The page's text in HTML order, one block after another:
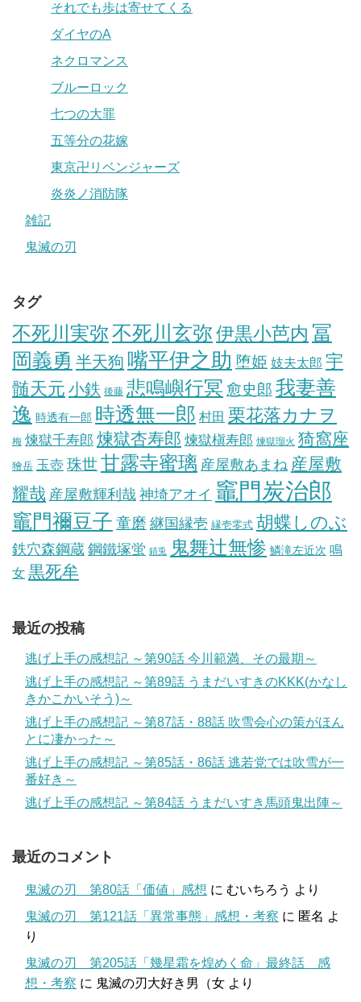
それでも歩は寄せてくる
ダイヤのA
ネクロマンス
ブルーロック
七つの大罪
五等分の花嫁
東京卍リベンジャーズ
炎炎ノ消防隊
雑記
鬼滅の刃
タグ
不死川実弥不死川玄弥伊黒小芭内 冨
岡義勇 半天狗 嘴平伊之助 堕姫 妓夫太郎 宇
髄天元 小鉄 後藤 悲鳴嶼行冥 愈史郎 我妻善
逸 時透有一郎 時透無一郎 村田 栗花落カナヲ
梅 煉獄千寿郎 煉獄杏寿郎 煉獄槇寿郎 煉獄瑠火 猗窩座
獪岳 玉壺 珠世甘露寺蜜璃 産屋敷あまね 産屋敷
耀哉 産屋敷輝利哉 神埼アオイ 竈門炭治郎
竈門禰豆子 童磨 継国縁壱 縁壱零式 胡蝶しのぶ
鉄穴森鋼蔵 鋼鐵塚蛍 錆兎 鬼舞辻無惨 鱗滝左近次 鳴
女 黒死牟
最近の投稿
逃げ上手の感想記 ～第90話 今川範満、その最期～
逃げ上手の感想記 ～第89話 うまだいすきのKKK(かなし
きかこかいそう)～
逃げ上手の感想記 ～第87話・88話 吹雪会心の策がほん
とに凄かった～
逃げ上手の感想記 ～第85話・86話 逃若党では吹雪が一
番好き～
逃げ上手の感想記 ～第84話 うまだいすき馬頭鬼出陣～
最近のコメント
鬼滅の刃 第80話「価値」感想 に むいちろう より
鬼滅の刃 第121話「異常事態」感想・考察 に 匿名 よ
り
鬼滅の刃 第205話「幾星霜を煌めく命」最終話 感
想・考察 に 鬼滅の刃大好き男（女 より